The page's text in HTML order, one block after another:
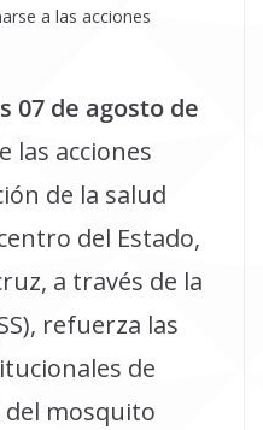
a las acciones
07 de agosto de
las acciones
de la salud
del Estado,
a través de la
refuerza las
de
mosquito